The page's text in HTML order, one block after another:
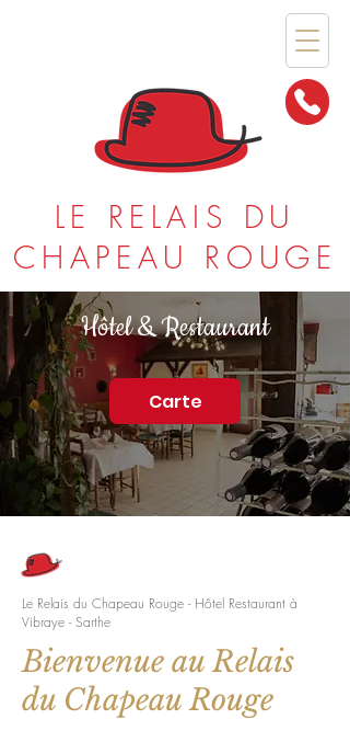
LE RELAIS DU
CHAPEAU ROUGE
Hôtel & Restaurant
Carte
Le Relais du Chapeau Rouge - Hôtel Restaurant à
Vibraye - Sarthe
Bienvenue au Relais
du Chapeau Rouge